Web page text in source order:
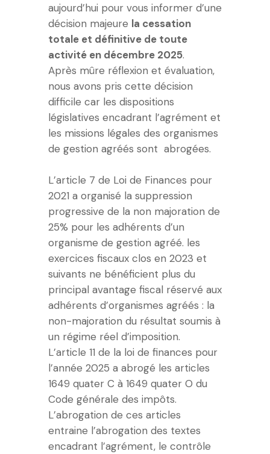
aujourd’hui pour vous informer d’une
décision majeure la cessation
totale et définitive de toute
activité en décembre 2025.
Après mûre réflexion et évaluation,
nous avons pris cette décision
difficile car les dispositions
législatives encadrant l’agrément et
les missions légales des organismes
de gestion agréés sont abrogées.
L’article 7 de Loi de Finances pour
2021 a organisé la suppression
progressive de la non majoration de
25% pour les adhérents d’un
organisme de gestion agréé. les
exercices fiscaux clos en 2023 et
suivants ne bénéficient plus du
principal avantage fiscal réservé aux
adhérents d’organismes agréés : la
non-majoration du résultat soumis à
un régime réel d’imposition.
L’article 11 de la loi de finances pour
l’année 2025 a abrogé les articles
1649 quater C à 1649 quater O du
Code générale des impôts.
L’abrogation de ces articles
entraine l’abrogation des textes
encadrant l’agrément, le contrôle